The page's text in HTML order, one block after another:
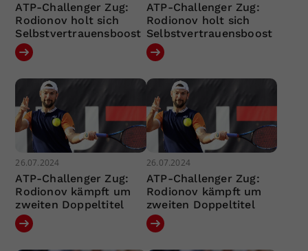
ATP-Challenger Zug:
Rodionov holt sich
Selbstvertrauensboost
ATP-Challenger Zug:
Rodionov holt sich
Selbstvertrauensboost
26.07.2024
ATP-Challenger Zug:
Rodionov kämpft um
zweiten Doppeltitel
26.07.2024
ATP-Challenger Zug:
Rodionov kämpft um
zweiten Doppeltitel